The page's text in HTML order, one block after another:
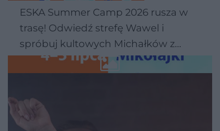
ESKA Summer Camp 2026 rusza w
trasę! Odwiedź strefę Wawel i
spróbuj kultowych Michałków z
Wawelu